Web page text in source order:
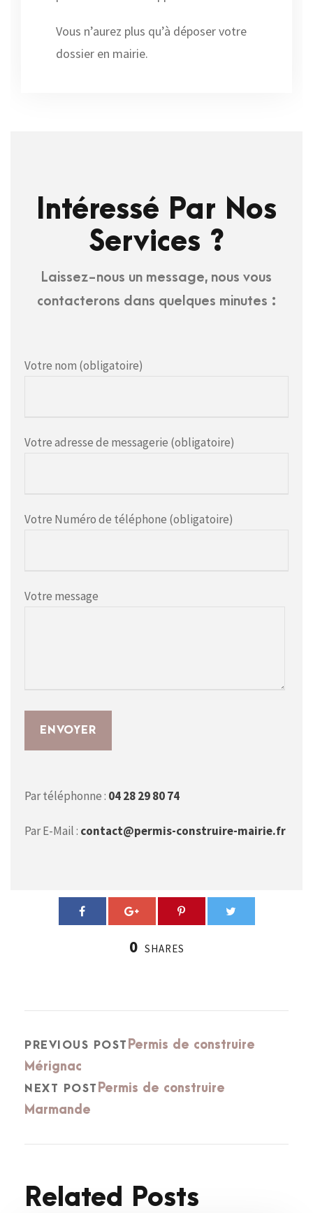
Vous n’aurez plus qu’à déposer votre
dossier en mairie.
Intéressé Par Nos
Services ?
Laissez-nous un message, nous vous
contacterons dans quelques minutes :
Votre nom (obligatoire)
Votre adresse de messagerie (obligatoire)
Votre Numéro de téléphone (obligatoire)
Votre message
Par téléphonne : 04 28 29 80 74
Par E-Mail : contact@permis-construire-mairie.fr
0 SHARES
PREVIOUS POST Permis de construire
Mérignac
NEXT POST Permis de construire
Marmande
Related Posts